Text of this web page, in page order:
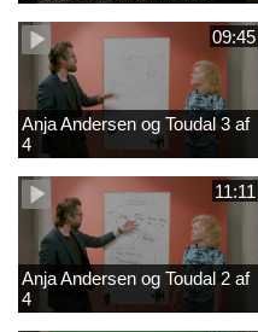
09:45
Anja Andersen og Toudal 3 af
4
11:11
Anja Andersen og Toudal 2 af
4